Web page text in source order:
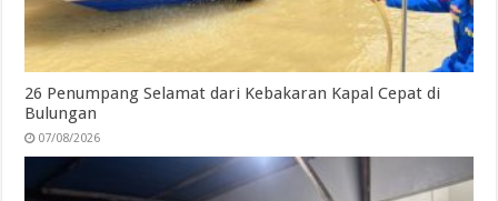
26 Penumpang Selamat dari Kebakaran Kapal Cepat di
Bulungan
07/08/2026